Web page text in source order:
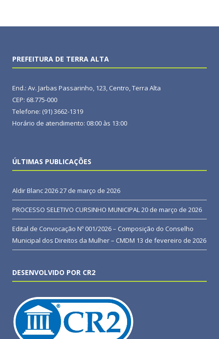
PREFEITURA DE TERRA ALTA
End.: Av. Jarbas Passarinho, 123, Centro, Terra Alta
CEP: 68.775-000
Telefone: (91) 3662-1319
Horário de atendimento: 08:00 às 13:00
ÚLTIMAS PUBLICAÇÕES
Aldir Blanc 202627 de março de 2026
PROCESSO SELETIVO CURSINHO MUNICIPAL20 de março de 2026
Edital de Convocação Nº 001/2026 – Composição do Conselho
Municipal dos Direitos da Mulher – CMDM 13 de fevereiro de 2026
DESENVOLVIDO POR CR2